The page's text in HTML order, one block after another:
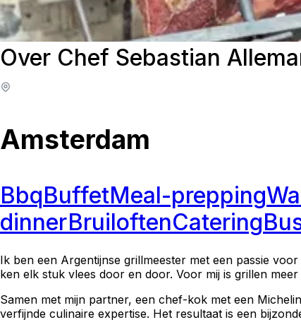
Over Chef Sebastian
Amsterdam
BbqBuffetMeal-prepping
dinnerBruiloftenCatering
Ik ben een Argentijnse grillmeester met een passie
ken elk stuk vlees door en door. Voor mij is grillen
Samen met mijn partner, een chef-kok met een
verfijnde culinaire expertise. Het resultaat is een